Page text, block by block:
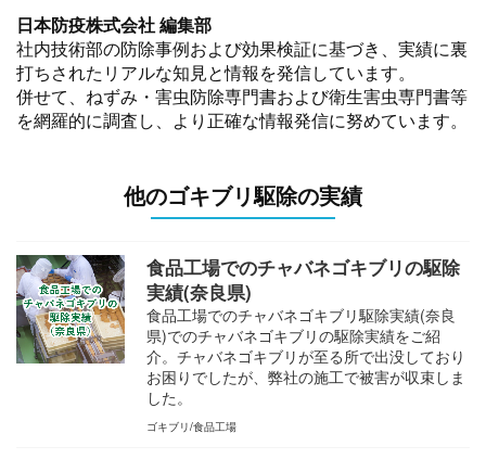
日本防疫株式会社 編集部
社内技術部の防除事例および効果検証に基づき、実績に裏
打ちされたリアルな知見と情報を発信しています。
併せて、ねずみ・害虫防除専門書および衛生害虫専門書等
を網羅的に調査し、より正確な情報発信に努めています。
他のゴキブリ駆除の実績
食品工場でのチャバネゴキブリの駆除
実績(奈良県)
食品工場でのチャバネゴキブリ駆除実績(奈良
県)でのチャバネゴキブリの駆除実績をご紹
介。チャバネゴキブリが至る所で出没しており
お困りでしたが、弊社の施工で被害が収束しま
した。
ゴキブリ 食品工場